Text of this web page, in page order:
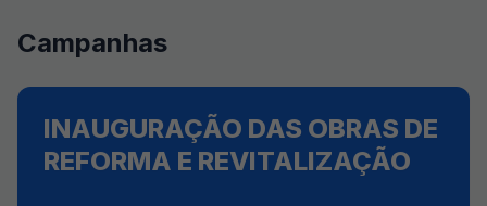
Campanhas
INAUGURAÇÃO DAS OBRAS DE
REFORMA E REVITALIZAÇÃO